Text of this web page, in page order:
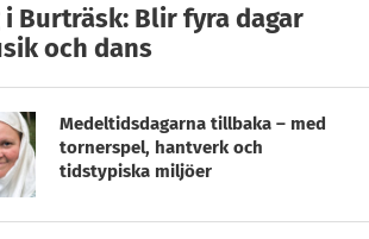
i Burträsk: Blir fyra dagar
och dans
Medeltidsdagarna tillbaka – med
tornerspel, hantverk och
tidstypiska miljöer